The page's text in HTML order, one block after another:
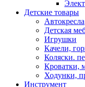
Детские товары
Автокресла
Детская
Игрушки
Качели,
Коляски.
Кроватки,
Ходунки,
Инструмент